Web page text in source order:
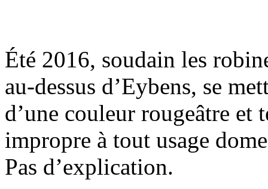
Été 2016, soudain les
au-dessus d’Eybens, se
d’une couleur rougeâtre et
impropre à tout usage
Pas d’explication.